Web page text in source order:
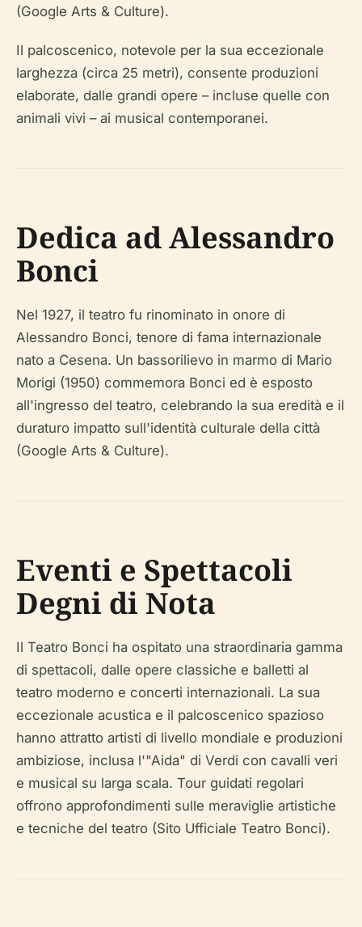
(Google Arts & Culture).
Il palcoscenico, notevole per la sua eccezionale
larghezza (circa 25 metri), consente produzioni
elaborate, dalle grandi opere – incluse quelle con
animali vivi – ai musical contemporanei.
Dedica ad Alessandro
Bonci
Nel 1927, il teatro fu rinominato in onore di
Alessandro Bonci, tenore di fama internazionale
nato a Cesena. Un bassorilievo in marmo di Mario
Morigi (1950) commemora Bonci ed è esposto
all'ingresso del teatro, celebrando la sua eredità e il
duraturo impatto sull'identità culturale della città
(Google Arts & Culture).
Eventi e Spettacoli
Degni di Nota
Il Teatro Bonci ha ospitato una straordinaria gamma
di spettacoli, dalle opere classiche e balletti al
teatro moderno e concerti internazionali. La sua
eccezionale acustica e il palcoscenico spazioso
hanno attratto artisti di livello mondiale e produzioni
ambiziose, inclusa l'"Aida" di Verdi con cavalli veri
e musical su larga scala. Tour guidati regolari
offrono approfondimenti sulle meraviglie artistiche
e tecniche del teatro (Sito Ufficiale Teatro Bonci).